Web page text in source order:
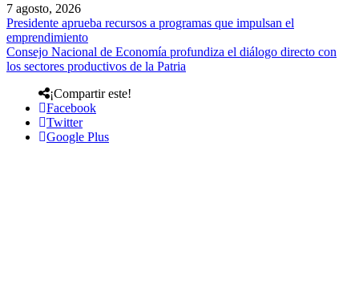
7 agosto, 2026
Presidente aprueba recursos a programas que impulsan el
emprendimiento
Consejo Nacional de Economía profundiza el diálogo directo con
los sectores productivos de la Patria
¡Compartir este!
Facebook
Twitter
Google Plus